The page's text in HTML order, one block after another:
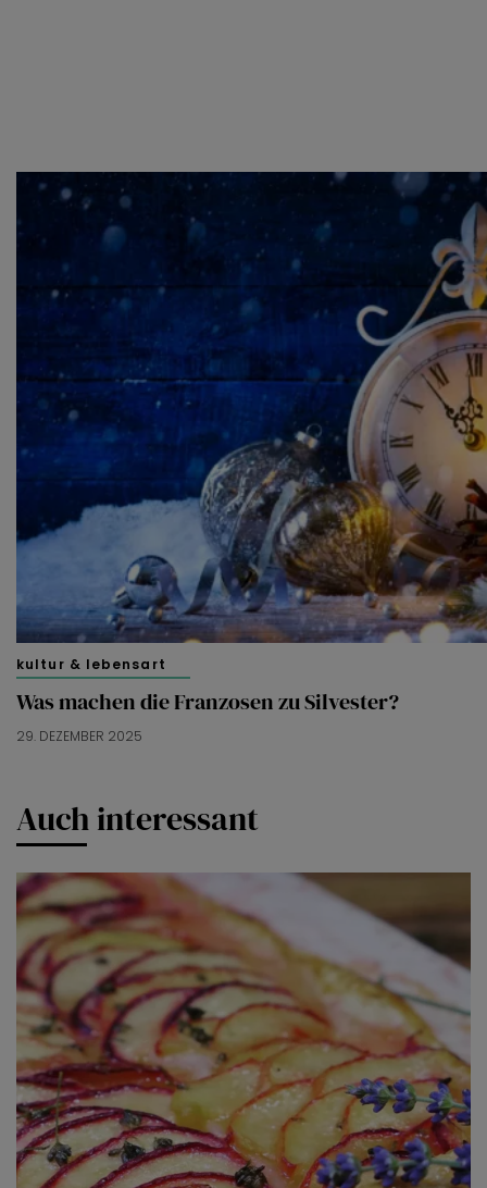
kultur & lebensart
Was machen die Franzosen zu Silvester?
29. DEZEMBER 2025
Auch interessant